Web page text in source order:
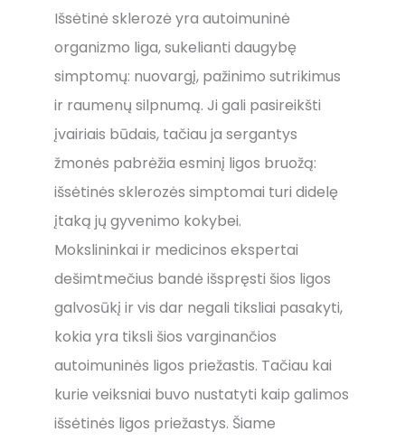
Išsėtinė sklerozė yra autoimuninė
organizmo liga, sukelianti daugybę
simptomų: nuovargį, pažinimo sutrikimus
ir raumenų silpnumą. Ji gali pasireikšti
įvairiais būdais, tačiau ja sergantys
žmonės pabrėžia esminį ligos bruožą:
išsėtinės sklerozės simptomai turi didelę
įtaką jų gyvenimo kokybei.
Mokslininkai ir medicinos ekspertai
dešimtmečius bandė išspręsti šios ligos
galvosūkį ir vis dar negali tiksliai pasakyti,
kokia yra tiksli šios varginančios
autoimuninės ligos priežastis. Tačiau kai
kurie veiksniai buvo nustatyti kaip galimos
išsėtinės ligos priežastys. Šiame